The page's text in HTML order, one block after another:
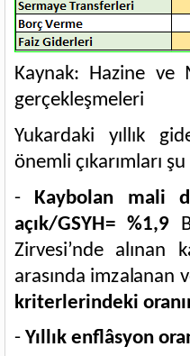
Kaynak: Hazine ve
gerçekleşmeleri
Yukardaki yıllık
önemli çıkarımları
-
Kaybolan mali
açık/GSYH= %1,9
Zirvesi’nde alınan
arasında imzalanan
kriterlerindeki
- Yıllık enflâsyon